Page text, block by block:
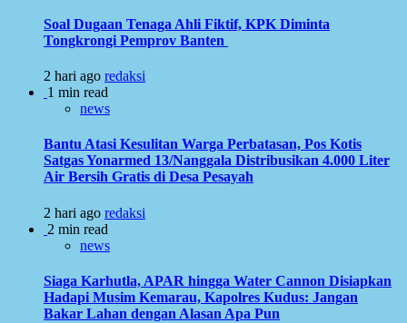
Soal Dugaan Tenaga Ahli Fiktif, KPK Diminta
Tongkrongi Pemprov Banten
2 hari ago redaksi
1 min read
news
Bantu Atasi Kesulitan Warga Perbatasan, Pos Kotis
Satgas Yonarmed 13/Nanggala Distribusikan 4.000 Liter
Air Bersih Gratis di Desa Pesayah
2 hari ago redaksi
2 min read
news
Siaga Karhutla, APAR hingga Water Cannon Disiapkan
Hadapi Musim Kemarau, Kapolres Kudus: Jangan
Bakar Lahan dengan Alasan Apa Pun